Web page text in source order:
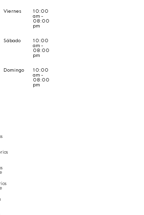
Viernes 10:00
am -
08:00
pm
Sábado 10:00
am -
08:00
pm
Domingo 10:00
am -
08:00
pm